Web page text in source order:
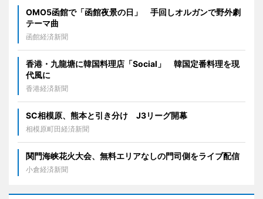
OMO5函館で「函館夜景の日」 手回しオルガンで野外劇
テーマ曲
函館経済新聞
香港・九龍塘に韓国料理店「Social」 韓国定番料理を現
代風に
香港経済新聞
SC相模原、熊本と引き分け J3リーグ開幕
相模原町田経済新聞
関門海峡花火大会、無料エリアなしの門司側をライブ配信
小倉経済新聞